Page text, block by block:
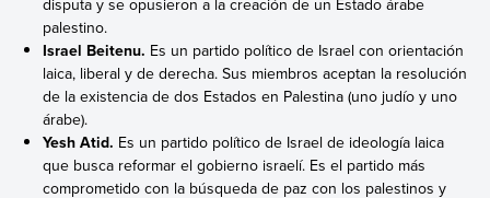
palestino.
Israel Beitenu. Es un partido político de Israel con orientación
laica, liberal y de derecha. Sus miembros aceptan la resolución
de la existencia de dos Estados en Palestina (uno judío y uno
árabe).
Yesh Atid. Es un partido político de Israel de ideología laica
que busca reformar el gobierno israelí. Es el partido más
comprometido con la búsqueda de paz con los palestinos y